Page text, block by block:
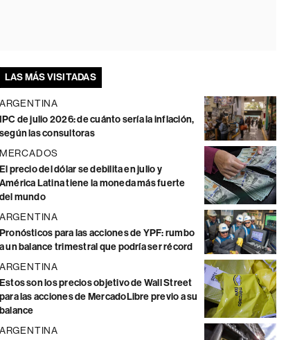
LAS MÁS VISITADAS
ARGENTINA
IPC de julio 2026: de cuánto sería la inflación,
según las consultoras
MERCADOS
El precio del dólar se debilita en julio y
América Latina tiene la moneda más fuerte
del mundo
ARGENTINA
Pronósticos para las acciones de YPF: rumbo
a un balance trimestral que podría ser récord
ARGENTINA
Estos son los precios objetivo de Wall Street
para las acciones de MercadoLibre previo a su
balance
ARGENTINA